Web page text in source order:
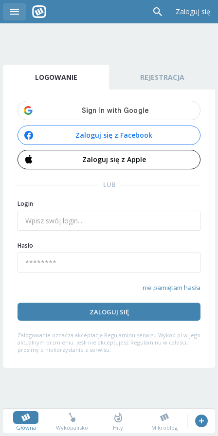
Zaloguj się
LOGOWANIE REJESTRACJA
Zaloguj się z Facebook
Zaloguj się z Apple
LUB
Login
Hasło
nie pamiętam hasła
ZALOGUJ SIĘ
Zalogowanie oznacza akceptację Regulaminu serwisu Wykop.pl w jego
aktualnym brzmieniu. Jeśli nie akceptujesz Regulaminu w całości,
prosimy o niekorzystanie z serwisu.
Główna Wykopalisko Hity Mikroblog